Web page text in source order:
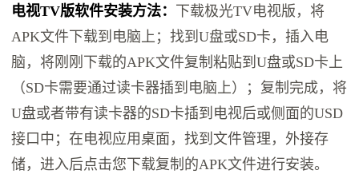
电视TV版软件安装方法：
下载极光TV电视版，将
APK文件下载到电脑上；找到U盘或SD卡，插入电
脑，将刚刚下载的APK文件复制粘贴到U盘或SD卡上
（SD卡需要通过读卡器插到电脑上）；复制完成，将
U盘或者带有读卡器的SD卡插到电视后或侧面的USD
接口中；在电视应用桌面，找到文件管理，外接存
储，进入后点击您下载复制的APK文件进行安装。